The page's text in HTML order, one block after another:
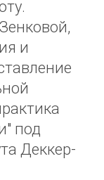
и
под
Деккер-